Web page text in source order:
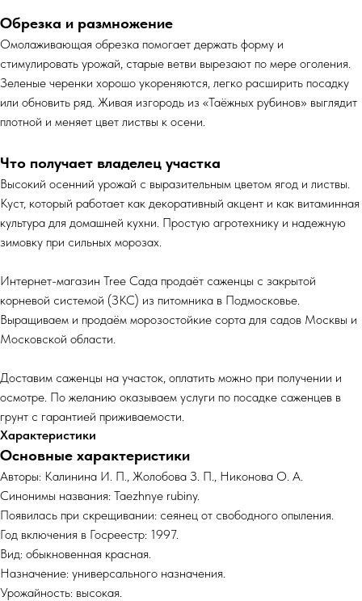
Обрезка и размножение
Омолаживающая обрезка помогает держать форму и
стимулировать урожай, старые ветви вырезают по мере оголения.
Зеленые черенки хорошо укореняются, легко расширить посадку
или обновить ряд. Живая изгородь из «Таёжных рубинов» выглядит
плотной и меняет цвет листвы к осени.
Что получает владелец участка
Высокий осенний урожай с выразительным цветом ягод и листвы.
Куст, который работает как декоративный акцент и как витаминная
культура для домашней кухни. Простую агротехнику и надежную
зимовку при сильных морозах.
Интернет-магазин Tree Сада продаёт саженцы с закрытой
корневой системой (ЗКС) из питомника в Подмосковье.
Выращиваем и продаём морозостойкие сорта для садов Москвы и
Московской области.
Доставим саженцы на участок, оплатить можно при получении и
осмотре. По желанию оказываем услуги по посадке саженцев в
грунт с гарантией приживаемости.
Характеристики
Основные характеристики
Авторы: Калинина И. П., Жолобова З. П., Никонова О. А.
Синонимы названия: Taezhnye rubiny.
Появилась при скрещивании: сеянец от свободного опыления.
Год включения в Госреестр: 1997.
Вид: обыкновенная красная.
Назначение: универсального назначения.
Урожайность: высокая.